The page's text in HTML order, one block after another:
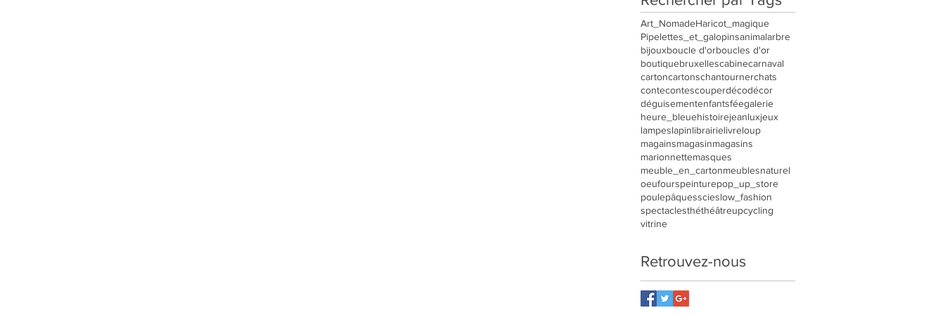
Art_NomadeHaricot_magique
Pipelettes_et_galopinsanimalarbre
bijouxboucle d'orboucles d'or
boutiquebruxellescabinecarnaval
cartoncartonschantournerchats
contecontescouperdécodécor
déguisementenfantsféegalerie
heure_bleuehistoirejeanluxjeux
lampeslapinlibrairielivreloup
magainsmagasinmagasins
marionnettemasques
meuble_en_cartonmeublesnaturel
oeufourspeinturepop_up_store
poulepâquesscieslow_fashion
spectaclesthéthéâtreupcycling
vitrine
Retrouvez-nous